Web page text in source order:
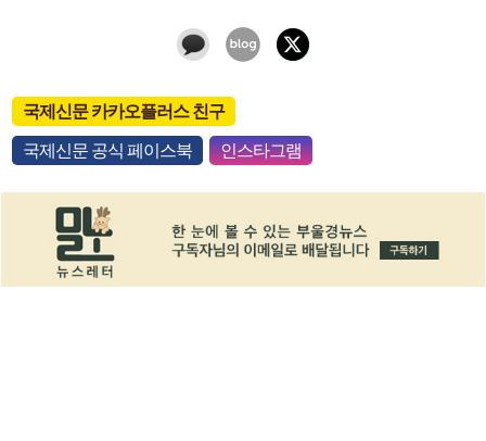
국제신문 카카오플러스 친구
국제신문 공식 페이스북 인스타그램